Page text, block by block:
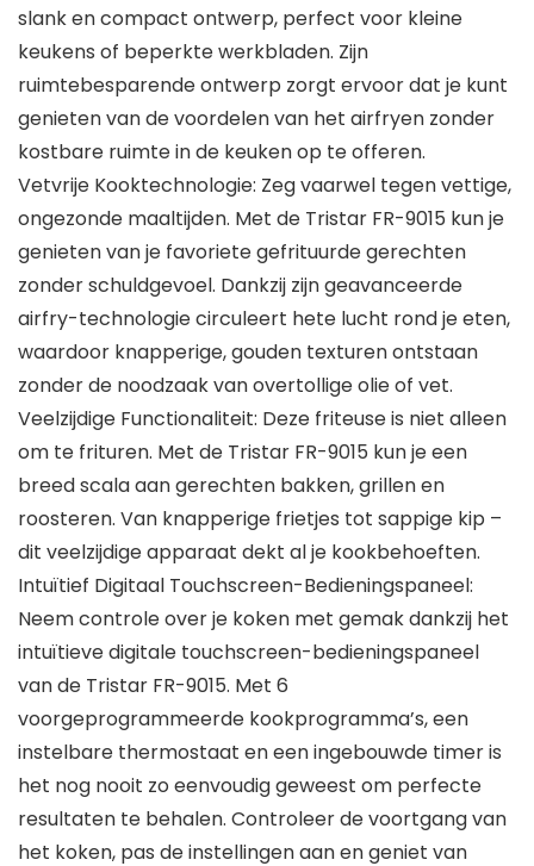
slank en compact ontwerp, perfect voor kleine
keukens of beperkte werkbladen. Zijn
ruimtebesparende ontwerp zorgt ervoor dat je kunt
genieten van de voordelen van het airfryen zonder
kostbare ruimte in de keuken op te offeren.
Vetvrije Kooktechnologie: Zeg vaarwel tegen vettige,
ongezonde maaltijden. Met de Tristar FR-9015 kun je
genieten van je favoriete gefrituurde gerechten
zonder schuldgevoel. Dankzij zijn geavanceerde
airfry-technologie circuleert hete lucht rond je eten,
waardoor knapperige, gouden texturen ontstaan
zonder de noodzaak van overtollige olie of vet.
Veelzijdige Functionaliteit: Deze friteuse is niet alleen
om te frituren. Met de Tristar FR-9015 kun je een
breed scala aan gerechten bakken, grillen en
roosteren. Van knapperige frietjes tot sappige kip –
dit veelzijdige apparaat dekt al je kookbehoeften.
Intuïtief Digitaal Touchscreen-Bedieningspaneel:
Neem controle over je koken met gemak dankzij het
intuïtieve digitale touchscreen-bedieningspaneel
van de Tristar FR-9015. Met 6
voorgeprogrammeerde kookprogramma’s, een
instelbare thermostaat en een ingebouwde timer is
het nog nooit zo eenvoudig geweest om perfecte
resultaten te behalen. Controleer de voortgang van
het koken, pas de instellingen aan en geniet van